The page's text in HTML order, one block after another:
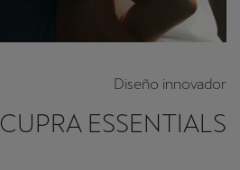
Diseño innovador
CUPRA ESSENTIALS